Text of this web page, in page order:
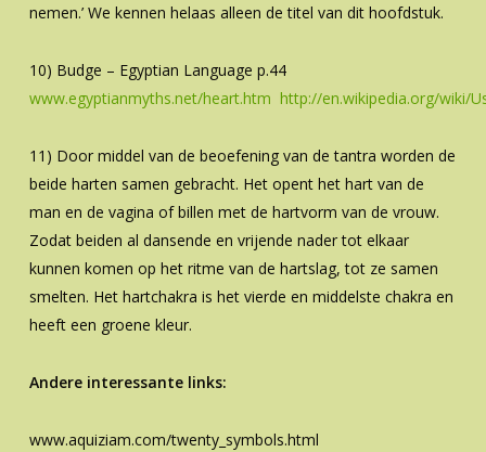
nemen.’ We kennen helaas alleen de titel van dit hoofdstuk.
10) Budge – Egyptian Language p.44
www.egyptianmyths.net/heart.htm http://en.wikipedia.org/wiki/
11) Door middel van de beoefening van de tantra worden de
beide harten samen gebracht. Het opent het hart van de
man en de vagina of billen met de hartvorm van de vrouw.
Zodat beiden al dansende en vrijende nader tot elkaar
kunnen komen op het ritme van de hartslag, tot ze samen
smelten. Het hartchakra is het vierde en middelste chakra en
heeft een groene kleur.
Andere interessante links:
www.aquiziam.com/twenty_symbols.html